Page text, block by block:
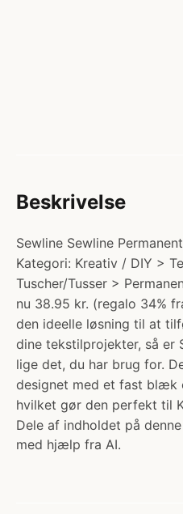
Beskrivelse
Sewline Sewline
Kategori: Kreativ / DIY >
Tuscher/Tusser >
nu 38.95 kr. (regalo 34%
den ideelle løsning til at
dine tekstilprojekter, så er
lige det, du har brug for.
designet med et fast blæk
hvilket gør den perfekt til
Dele af indholdet på
med hjælp fra AI.